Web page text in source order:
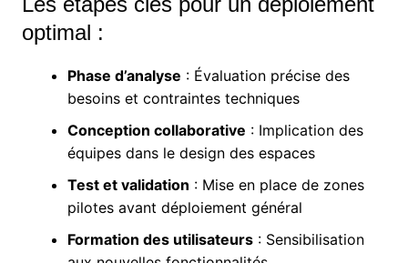
optimal :
Phase d’analyse : Évaluation précise des
besoins et contraintes techniques
Conception collaborative : Implication des
équipes dans le design des espaces
Test et validation : Mise en place de zones
pilotes avant déploiement général
Formation des utilisateurs: Sensibilisation